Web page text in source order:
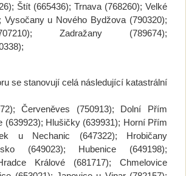
Štít (665436); Trnava (768260); Velké
Vysočany u Nového Bydžova (790320);
Zadražany (789674);
se stanovují celá následující katastrální
Červeněves (750913); Dolní Přím
(639923); Hlušičky (639931); Horní Přím
u Nechanic (647322); Hrobičany
(649023); Hubenice (649198);
Králové (681717); Chmelovice